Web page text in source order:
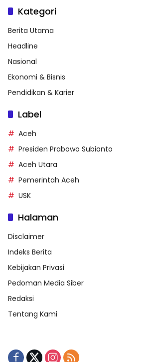
Kategori
Berita Utama
Headline
Nasional
Ekonomi & Bisnis
Pendidikan & Karier
Label
Aceh
Presiden Prabowo Subianto
Aceh Utara
Pemerintah Aceh
USK
Halaman
Disclaimer
Indeks Berita
Kebijakan Privasi
Pedoman Media Siber
Redaksi
Tentang Kami